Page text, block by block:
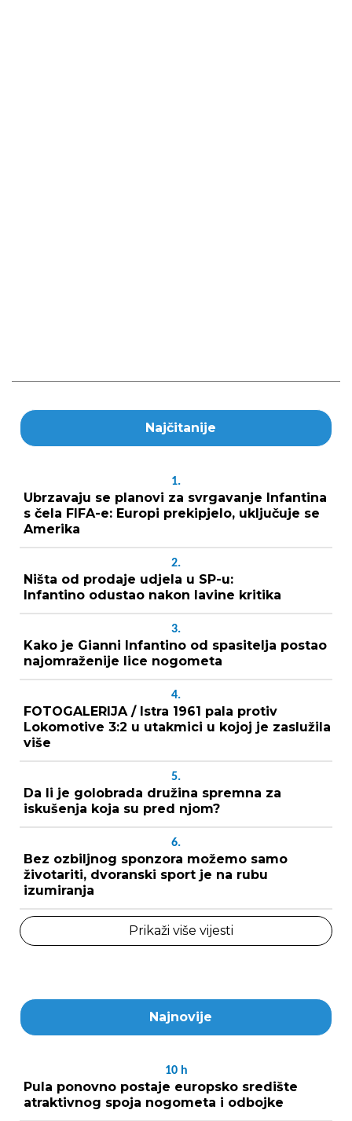
Najčitanije
1.
Ubrzavaju se planovi za svrgavanje Infantina
s čela FIFA-e: Europi prekipjelo, uključuje se
Amerika
2.
Ništa od prodaje udjela u SP-u:
Infantino odustao nakon lavine kritika
3.
Kako je Gianni Infantino od spasitelja postao
najomraženije lice nogometa
4.
FOTOGALERIJA / Istra 1961 pala protiv
Lokomotive 3:2 u utakmici u kojoj je zaslužila
više
5.
Da li je golobrada družina spremna za
iskušenja koja su pred njom?
6.
Bez ozbiljnog sponzora možemo samo
životariti, dvoranski sport je na rubu
izumiranja
Prikaži više vijesti
Najnovije
10 h
Pula ponovno postaje europsko središte
atraktivnog spoja nogometa i odbojke